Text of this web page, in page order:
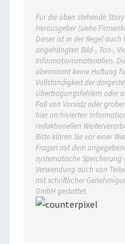
Für die oben stehende
Herausgeber (siehe
Dieser ist in der Regel auch
angehängten Bild-, Ton-,
Informationsmaterialien.
übernimmt keine Haftung
Vollständigkeit der
Übertragungsfehlern oder
Fall von Vorsatz oder
hier archivierten
redaktionellen
Bitte klären Sie vor einer
Fragen mit dem
systematische Speicherung
Verwendung auch von
mit schriftlicher
GmbH gestattet.